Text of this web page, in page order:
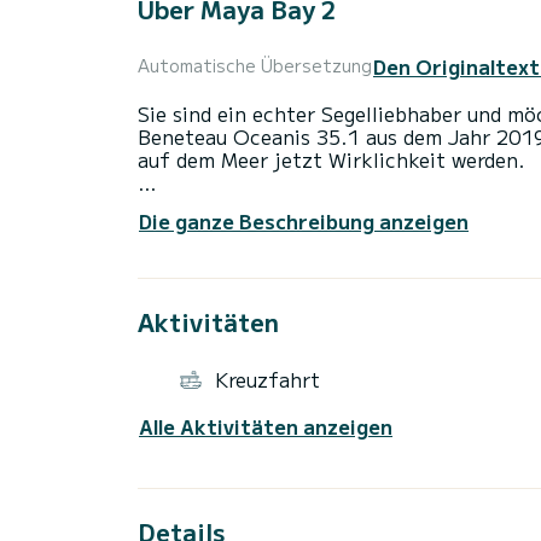
Über Maya Bay 2
Automatische ÜbersetzungDen
Sie sind ein echter Segelliebhaber und
Beneteau Oceanis 35.1 aus dem Jahr
auf dem Meer jetzt Wirklichkeit werden.
einschließlich Autopilot und GPS-Plotter
Drei Doppelkabinen bieten Platz für 6
Backofen ist perfekt, um ein köstliches
Mit diesem Boot und unserer
Die ganze Beschreibung anzeigen
Aktivitäten
Kreuzfahrt
Alle Aktivitäten anzeigen
Details